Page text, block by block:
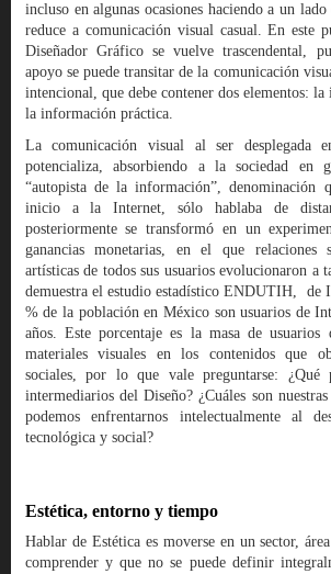
incluso en algunas ocasiones haciendo a un
reduce a comunicación visual casual. En este
Diseñador Gráfico se vuelve trascendental,
apoyo se puede transitar de la comunicación
intencional, que debe contener dos elementos:
la información práctica.
La comunicación visual al ser desplegada
potencializa, absorbiendo a la sociedad en
“autopista de la información”, denominación
inicio a la Internet, sólo hablaba de
posteriormente se transformó en un
ganancias monetarias, en el que relaciones
artísticas de todos sus usuarios evolucionaron a
demuestra el estudio estadístico ENDUTIH, de
% de la población en México son usuarios de
años. Este porcentaje es la masa de usuarios
materiales visuales en los contenidos que
sociales, por lo que vale preguntarse: ¿Qué
intermediarios del Diseño? ¿Cuáles son
podemos enfrentarnos intelectualmente al
tecnológica y social?
Estética, entorno y tiempo
Hablar de Estética es moverse en un sector,
comprender y que no se puede definir